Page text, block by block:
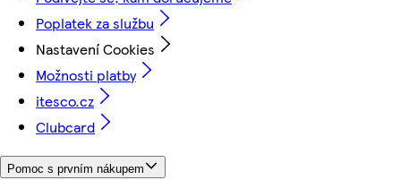
Poplatek za službu
Nastavení Cookies
Možnosti platby
itesco.cz
Clubcard
Pomoc s prvním nákupem